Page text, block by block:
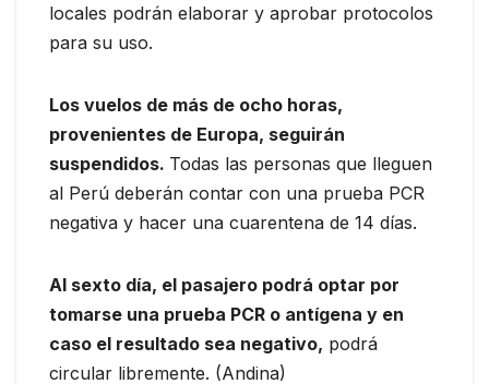
locales podrán elaborar y aprobar protocolos
para su uso.
Los vuelos de más de ocho horas,
provenientes de Europa, seguirán
suspendidos. Todas las personas que lleguen
al Perú deberán contar con una prueba PCR
negativa y hacer una cuarentena de 14 días.
Al sexto día, el pasajero podrá optar por
tomarse una prueba PCR o antígena y en
caso el resultado sea negativo, podrá
circular libremente. (Andina)